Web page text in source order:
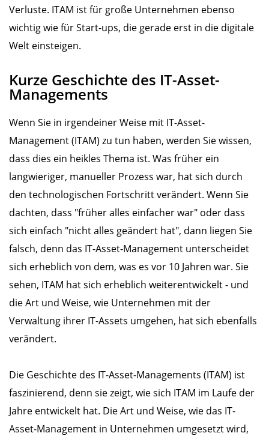
Verluste. ITAM ist für große Unternehmen ebenso
wichtig wie für Start-ups, die gerade erst in die digitale
Welt einsteigen.
Kurze Geschichte des IT-Asset-
Managements
Wenn Sie in irgendeiner Weise mit IT-Asset-
Management (ITAM) zu tun haben, werden Sie wissen,
dass dies ein heikles Thema ist. Was früher ein
langwieriger, manueller Prozess war, hat sich durch
den technologischen Fortschritt verändert. Wenn Sie
dachten, dass "früher alles einfacher war" oder dass
sich einfach "nicht alles geändert hat", dann liegen Sie
falsch, denn das IT-Asset-Management unterscheidet
sich erheblich von dem, was es vor 10 Jahren war. Sie
sehen, ITAM hat sich erheblich weiterentwickelt - und
die Art und Weise, wie Unternehmen mit der
Verwaltung ihrer IT-Assets umgehen, hat sich ebenfalls
verändert.
Die Geschichte des IT-Asset-Managements (ITAM) ist
faszinierend, denn sie zeigt, wie sich ITAM im Laufe der
Jahre entwickelt hat. Die Art und Weise, wie das IT-
Asset-Management in Unternehmen umgesetzt wird,